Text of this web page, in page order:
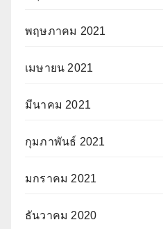
พฤษภาคม 2021
เมษายน 2021
มีนาคม 2021
กุมภาพันธ์ 2021
มกราคม 2021
ธันวาคม 2020